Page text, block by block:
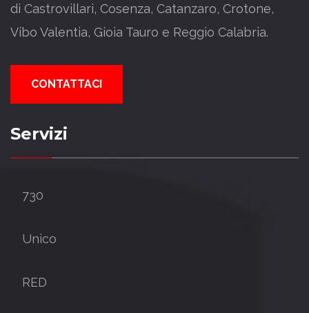
di Castrovillari, Cosenza, Catanzaro, Crotone,
Vibo Valentia, Gioia Tauro e Reggio Calabria.
CONTATTACI
Servizi
730
Unico
RED